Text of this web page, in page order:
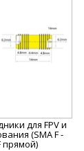
для FPV и
(SMA F -
прямой)